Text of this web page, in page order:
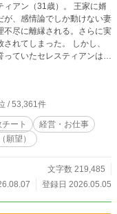
31歳）。 王家に婿
が、感情論でしか動けない妻
不尽に離縁される。さらに実
まった。 しかし、
ていたセレスティアンは、
識と理詰めで不正代官を瞬
女商人、天才魔導学者な
適正な労働時間と正当な報
当を
スティアンの領地を奪おう
族たちを完膚なきまでに論
/ 53,361件
チート
経営・お仕事
願望）
文字数 219,485
登録日 2026.05.05